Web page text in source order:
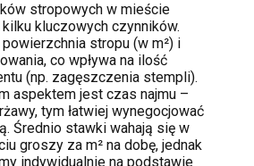
stropowych w mieście
kluczowych czynników.
stropu (w m²) i
co wpływa na ilość
(np. zagęszczenia stempli).
aspektem jest czas najmu –
tym łatwiej wynegocjować
Średnio stawki wahają się w
groszy za m² na dobę, jednak
indywidualnie na podstawie